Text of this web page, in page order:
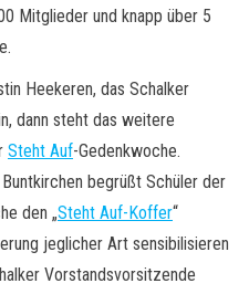
Mitglieder und knapp über 5
Heekeren, das Schalker
dann steht das weitere
Steht Auf-Gedenkwoche.
begrüßt Schüler der
den „Steht Auf-Koffer“
jeglicher Art sensibilisieren
Vorstandsvorsitzende